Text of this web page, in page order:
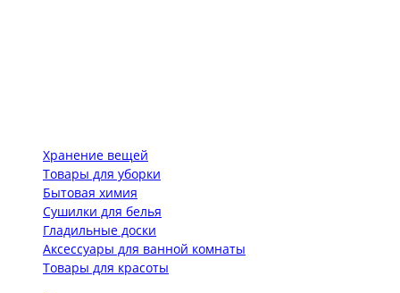
Хранение вещей
Товары для уборки
Бытовая химия
Сушилки для белья
Гладильные доски
Аксессуары для ванной комнаты
Товары для красоты